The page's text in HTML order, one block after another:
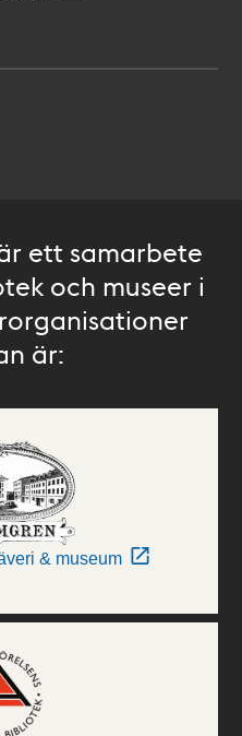
ett samarbete
och museer i
är:
& museum